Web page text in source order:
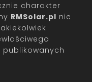
charakter
RMSolar.pl nie